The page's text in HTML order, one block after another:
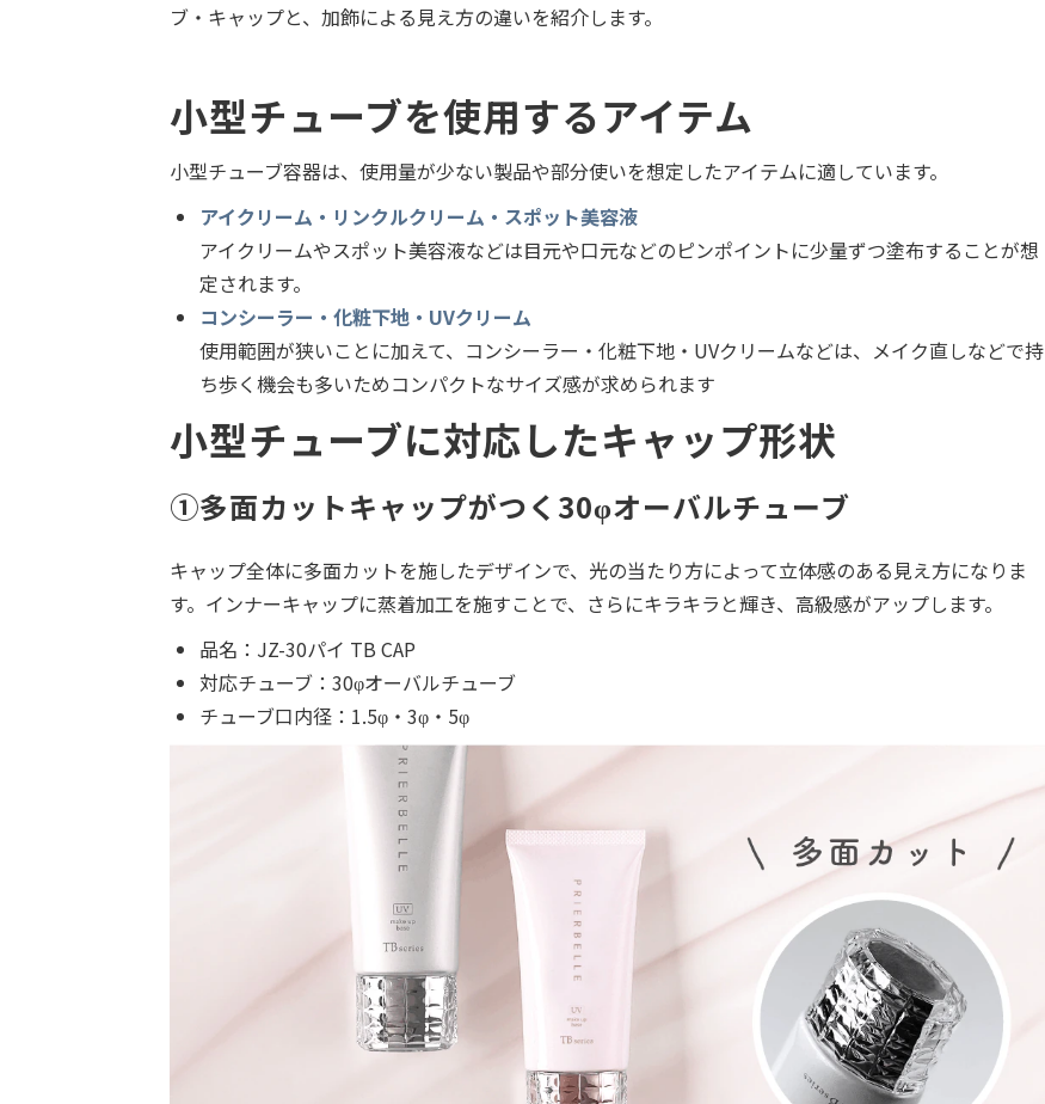
ブ・キャップと、加飾による見え方の違いを紹介します。
小型チューブを使用するアイテム
小型チューブ容器は、使用量が少ない製品や部分使いを想定したアイテムに適しています。
アイクリーム・リンクルクリーム・スポット美容液
アイクリームやスポット美容液などは目元や口元などのピンポイントに少量ずつ塗布することが想
定されます。
コンシーラー・化粧下地・UVクリーム
使用範囲が狭いことに加えて、コンシーラー・化粧下地・UVクリームなどは、メイク直しなどで持
ち歩く機会も多いためコンパクトなサイズ感が求められます
小型チューブに対応したキャップ形状
①多面カットキャップがつく30φオーバルチューブ
キャップ全体に多面カットを施したデザインで、光の当たり方によって立体感のある見え方になりま
す。インナーキャップに蒸着加工を施すことで、さらにキラキラと輝き、高級感がアップします。
品名：JZ-30パイ TB CAP
対応チューブ：30φオーバルチューブ
チューブ口内径：1.5φ・3φ・5φ